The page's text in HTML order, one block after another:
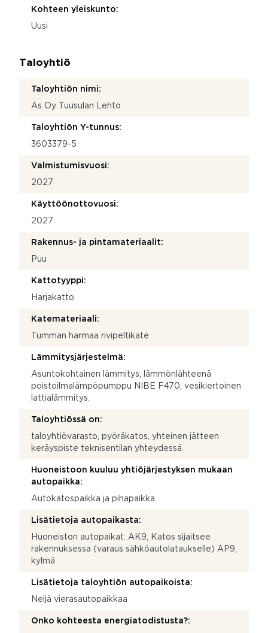
Kohteen yleiskunto:
Uusi
Taloyhtiö
Taloyhtiön nimi:
As Oy Tuusulan Lehto
Taloyhtiön Y-tunnus:
3603379-5
Valmistumisvuosi:
2027
Käyttöönottovuosi:
2027
Rakennus- ja pintamateriaalit:
Puu
Kattotyyppi:
Harjakatto
Katemateriaali:
Tumman harmaa rivipeltikate
Lämmitysjärjestelmä:
Asuntokohtainen lämmitys, lämmönlähteenä
poistoilmalämpöpumppu NIBE F470, vesikiertoinen
lattialämmitys.
Taloyhtiössä on:
taloyhtiövarasto, pyöräkatos, yhteinen jätteen
keräyspiste teknisentilan yhteydessä.
Huoneistoon kuuluu yhtiöjärjestyksen mukaan
autopaikka:
Autokatospaikka ja pihapaikka
Lisätietoja autopaikasta:
Huoneiston autopaikat: AK9, Katos sijaitsee
rakennuksessa (varaus sähköautolataukselle) AP9,
kylmä
Lisätietoja taloyhtiön autopaikoista:
Neljä vierasautopaikkaa
Onko kohteesta energiatodistusta?: